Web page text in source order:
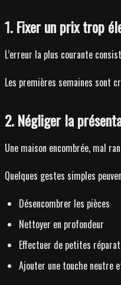
1. Fixer un prix trop
L’erreur la plus courante
Les premières semaines sont
2. Négliger la
Une maison encombrée, mal
Quelques gestes simples
Désencombrer les pièces
Nettoyer en profondeur
Effectuer de petites
Ajouter une touche neutre